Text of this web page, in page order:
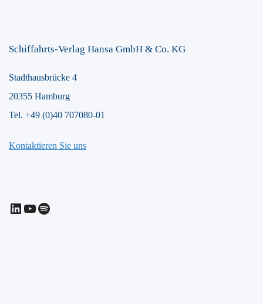
Schiffahrts-Verlag Hansa GmbH & Co. KG
Stadthausbrücke 4
20355 Hamburg
Tel. +49 (0)40 707080-01
Kontaktieren Sie uns
LinkedIn
YouTube
Spotify